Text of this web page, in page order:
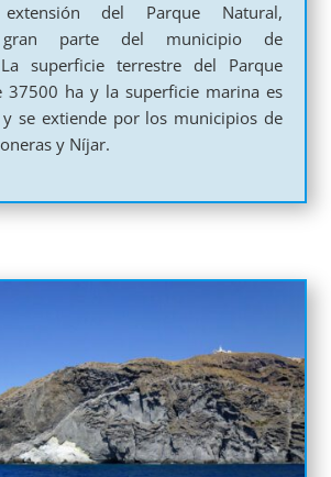
del Parque Natural,
gran parte del municipio de
La superficie terrestre del Parque
37500 ha y la superficie marina es
se extiende por los municipios de
y Níjar.